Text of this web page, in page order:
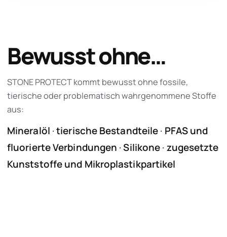
Bewusst ohne…
STONE PROTECT kommt bewusst ohne fossile,
tierische oder problematisch wahrgenommene Stoffe
aus:
Mineralöl ·tierische Bestandteile· PFAS und
fluorierte Verbindungen ·Silikone· zugesetzte
Kunststoffe und Mikroplastikpartikel